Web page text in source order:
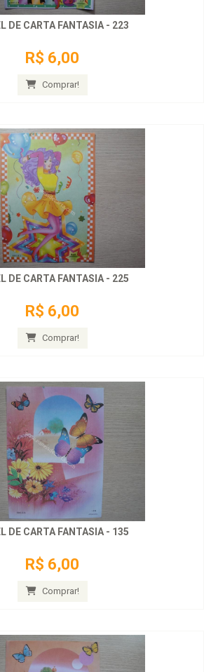
DE CARTA FANTASIA - 223
R$ 6,00
Comprar!
DE CARTA FANTASIA - 225
R$ 6,00
Comprar!
DE CARTA FANTASIA - 135
R$ 6,00
Comprar!